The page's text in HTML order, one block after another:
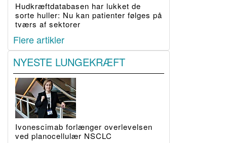
Hudkræftdatabasen har lukket de
sorte huller: Nu kan patienter følges på
tværs af sektorer
Flere artikler
NYESTE LUNGEKRÆFT
Ivonescimab forlænger overlevelsen
ved planocellulær NSCLC